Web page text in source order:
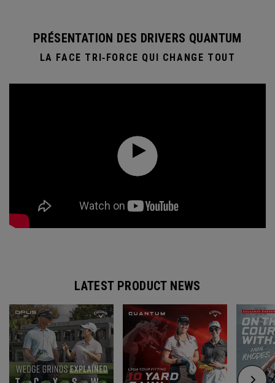
PRÉSENTATION DES DRIVERS QUANTUM
LA FACE TRI‑FORCE QUI CHANGE TOUT
LATEST PRODUCT NEWS